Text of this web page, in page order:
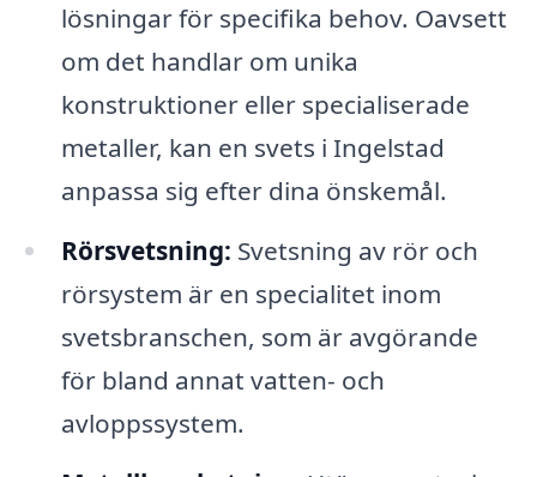
lösningar för specifika behov. Oavsett
om det handlar om unika
konstruktioner eller specialiserade
metaller, kan en svets i Ingelstad
anpassa sig efter dina önskemål.
Rörsvetsning: Svetsning av rör och
rörsystem är en specialitet inom
svetsbranschen, som är avgörande
för bland annat vatten- och
avloppssystem.